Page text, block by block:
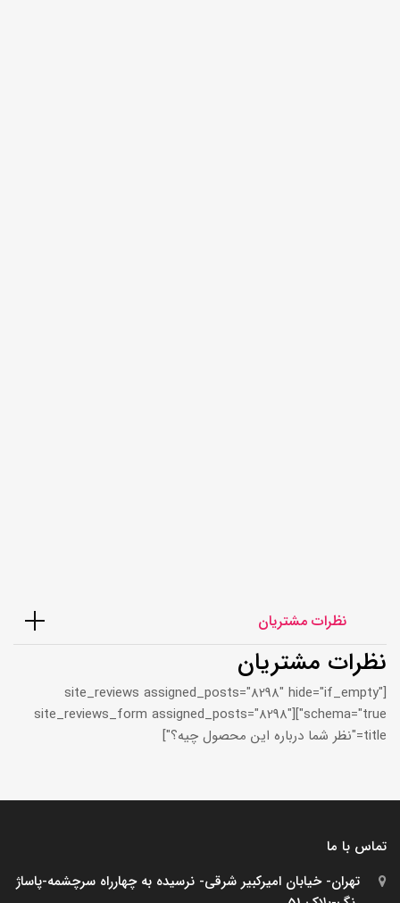
نظرات مشتریان
نظرات مشتریان
[site_reviews assigned_posts="8298" hide="if_empty"
schema="true"][site_reviews_form assigned_posts="8298"
title="نظر شما درباره این محصول چیه؟"]
تماس با ما
تهران- خیابان امیرکبیر شرقی- نرسیده به چهارراه سرچشمه-پاساژ